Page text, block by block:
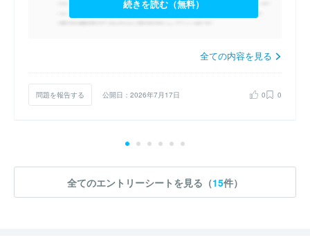
続きを読む（無料）
全ての内容を見る
問題を報告する 公開日：2026年7月17日 0 0
全てのエントリーシートを見る（15件）